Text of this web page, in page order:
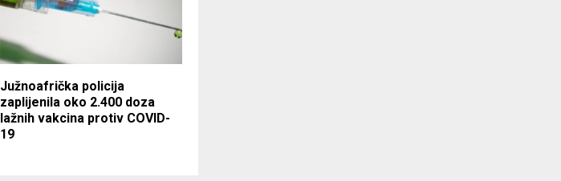
Južnoafrička policija
zaplijenila oko 2.400 doza
lažnih vakcina protiv COVID-
19